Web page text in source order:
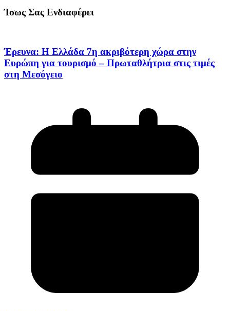
Ίσως Σας Ενδιαφέρει
Έρευνα: Η Ελλάδα 7η ακριβότερη χώρα στην
Ευρώπη για τουρισμό – Πρωταθλήτρια στις τιμές
στη Μεσόγειο